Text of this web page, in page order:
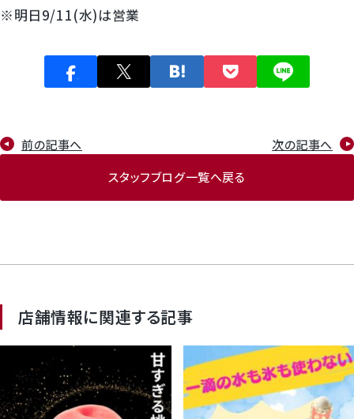
※明日9/11(水)は営業
前の記事へ
スタッフブログ一覧へ戻る
次の記事へ
店舗情報に関連する記事